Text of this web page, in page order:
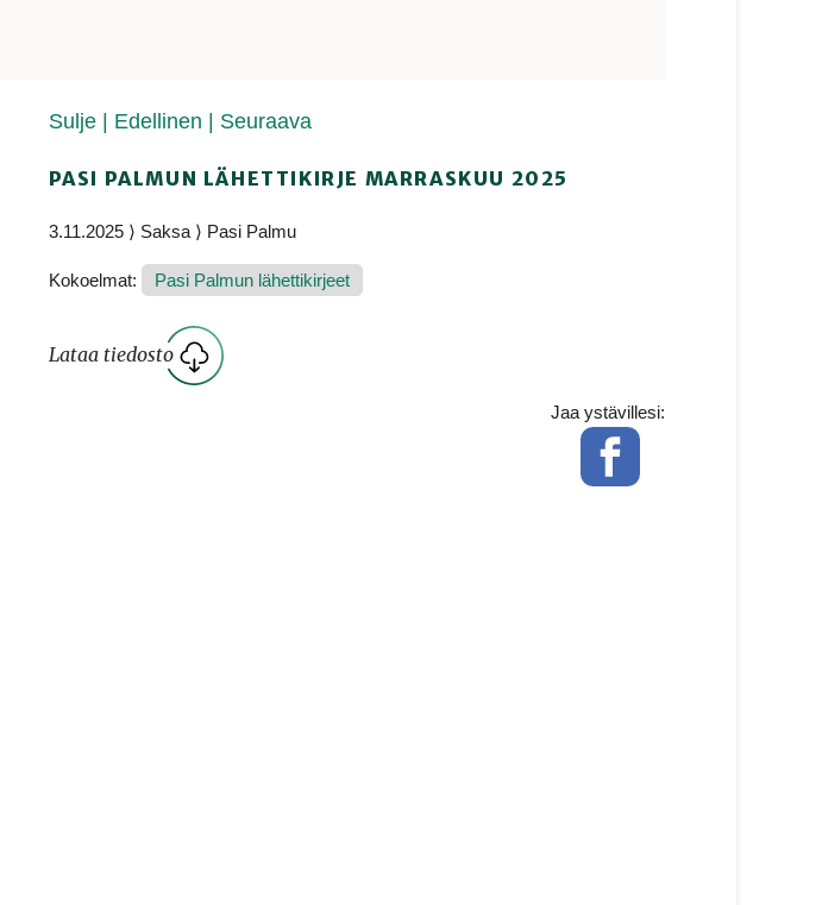
Sulje | Edellinen | Seuraava
PASI PALMUN LÄHETTIKIRJE MARRASKUU 2025
3.11.2025 ⟩ Saksa ⟩ Pasi Palmu
Kokoelmat: Pasi Palmun lähettikirjeet
Lataa tiedosto
Jaa ystävillesi:
Facebook